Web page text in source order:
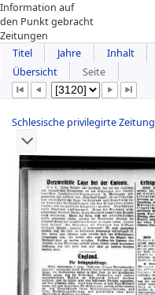
Information auf
den Punkt gebracht
Zeitungen
Titel
Jahre
Inhalt
Übersicht
Seite
Schlesische privilegirte Zeitung